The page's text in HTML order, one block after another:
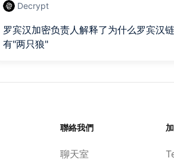
Decrypt
罗宾汉加密负责人解释了为什么罗宾汉
有"两只狼"
聯絡我們
聊天室